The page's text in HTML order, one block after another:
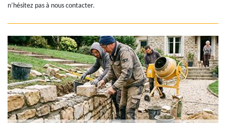
n’hésitez pas à nous contacter.